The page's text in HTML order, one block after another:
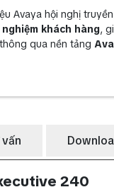
Avaya hội nghị
khách hàng,
qua nền tảng
240